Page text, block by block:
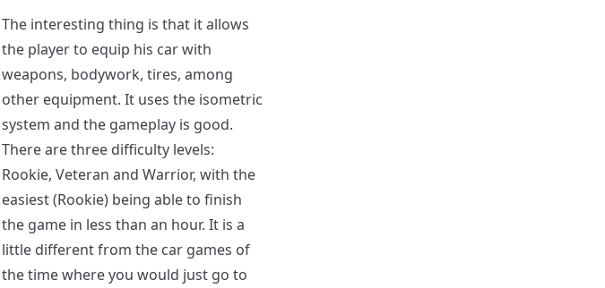
The interesting thing is that it allows
the player to equip his car with
weapons, bodywork, tires, among
other equipment. It uses the isometric
system and the gameplay is good.
There are three difficulty levels:
Rookie, Veteran and Warrior, with the
easiest (Rookie) being able to finish
the game in less than an hour. It is a
little different from the car games of
the time where you would just go to